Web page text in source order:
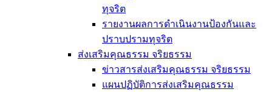
ทุจริต
รายงานผลการดำเนินงานป้องกันและ
ปราบปรามทุจริต
ส่งเสริมคุณธรรม จริยธรรม
ข่าวสารส่งเสริมคุณธรรม จริยธรรม
แผนปฏิบัติการส่งเสริมคุณธรรม